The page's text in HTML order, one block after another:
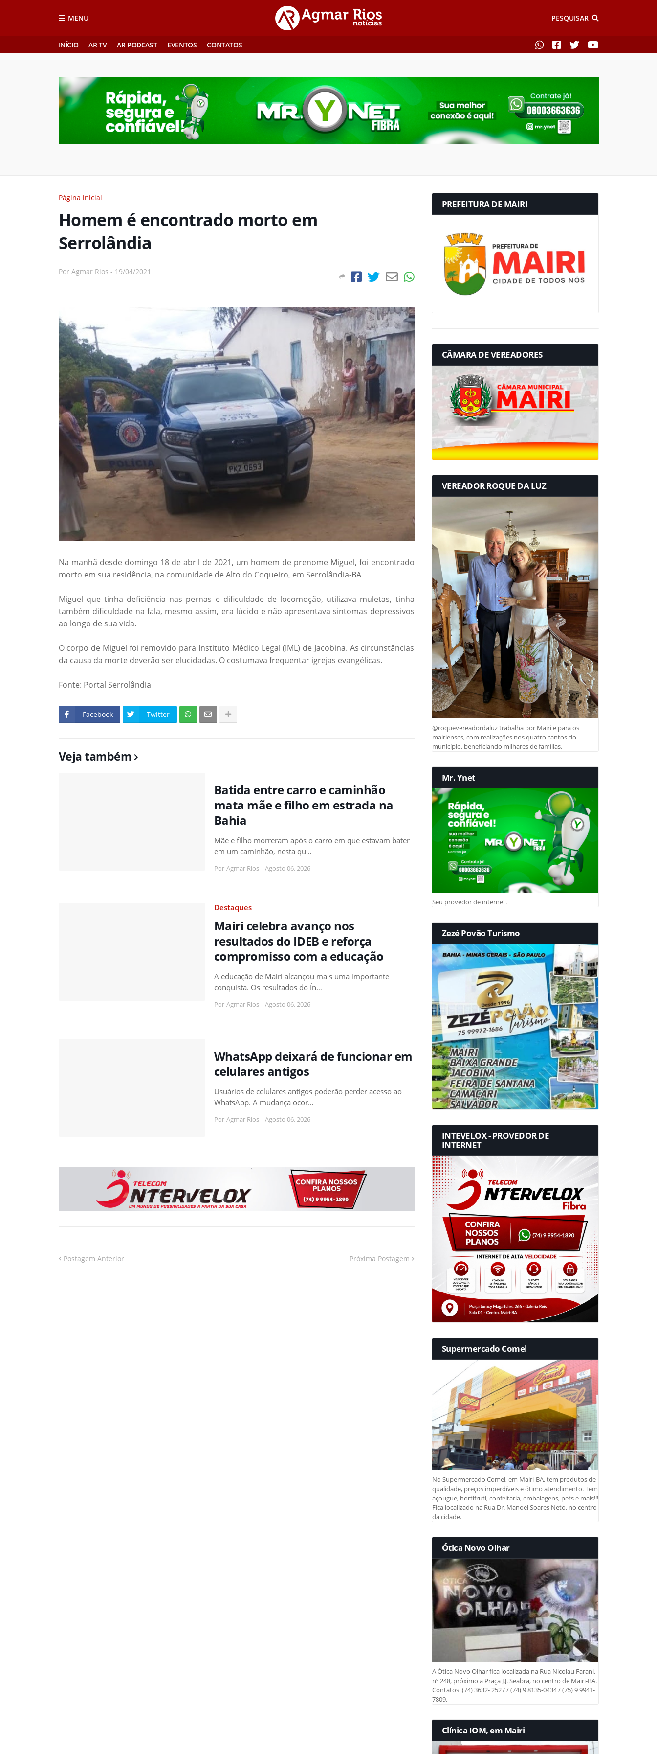
MENU PESQUISAR
INÍCIO AR TV AR PODCAST EVENTOS CONTATOS
Página inicial
Homem é encontrado morto em
Serrolândia
Por Agmar Rios - 19/04/2021
Na manhã desde domingo 18 de abril de 2021, um homem de prenome Miguel, foi encontrado
morto em sua residência, na comunidade de Alto do Coqueiro, em Serrolândia-BA
Miguel que tinha deficiência nas pernas e dificuldade de locomoção, utilizava muletas, tinha
também dificuldade na fala, mesmo assim, era lúcido e não apresentava sintomas depressivos
ao longo de sua vida.
O corpo de Miguel foi removido para Instituto Médico Legal (IML) de Jacobina. As circunstâncias
da causa da morte deverão ser elucidadas. O costumava frequentar igrejas evangélicas.
Fonte: Portal Serrolândia
Facebook Twitter
Veja também
Batida entre carro e caminhão
mata mãe e filho em estrada na
Bahia
Mãe e filho morreram após o carro em que estavam bater
em um caminhão, nesta qu…
Por Agmar Rios - Agosto 06, 2026
Destaques
Mairi celebra avanço nos
resultados do IDEB e reforça
compromisso com a educação
A educação de Mairi alcançou mais uma importante
conquista. Os resultados do Ín…
Por Agmar Rios - Agosto 06, 2026
WhatsApp deixará de funcionar em
celulares antigos
Usuários de celulares antigos poderão perder acesso ao
WhatsApp. A mudança ocor…
Por Agmar Rios - Agosto 06, 2026
Postagem Anterior Próxima Postagem
PREFEITURA DE MAIRI
CÂMARA DE VEREADORES
VEREADOR ROQUE DA LUZ
@roquevereadordaluz trabalha por Mairi e para os
mairienses, com realizações nos quatro cantos do
município, beneficiando milhares de famílias.
Mr. Ynet
Seu provedor de internet.
Zezé Povão Turismo
INTEVELOX - PROVEDOR DE
INTERNET
Supermercado Comel
No Supermercado Comel, em Mairi-BA, tem produtos de
qualidade, preços imperdíveis e ótimo atendimento. Tem
açougue, hortifruti, confeitaria, embalagens, pets e mais!!!
Fica localizado na Rua Dr. Manoel Soares Neto, no centro
da cidade.
Ótica Novo Olhar
A Ótica Novo Olhar fica localizada na Rua Nicolau Farani,
nº 248, próximo a Praça J.J. Seabra, no centro de Mairi-BA.
Contatos: (74) 3632- 2527 / (74) 9 8135-0434 / (75) 9 9941-
7809.
Clínica IOM, em Mairi